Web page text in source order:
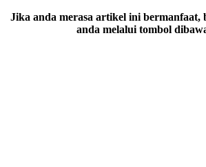
Jika anda merasa artikel ini bermanfaat,
anda melalui tombol